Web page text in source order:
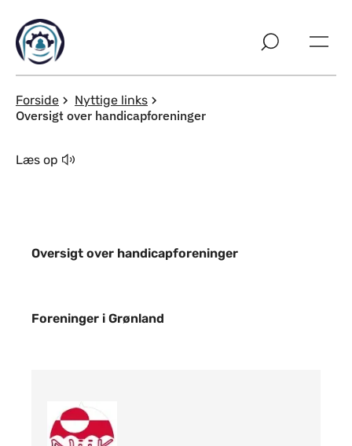
Forside Nyttige links
Oversigt over handicapforeninger
Læs op
Oversigt over handicapforeninger
Oversigt over handicapforeninger
Foreninger i Grønland